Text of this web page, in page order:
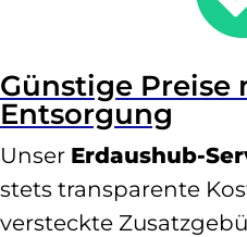
Günstige Preise
Entsorgung
Unser Erdaushub-
stets transparente
versteckte